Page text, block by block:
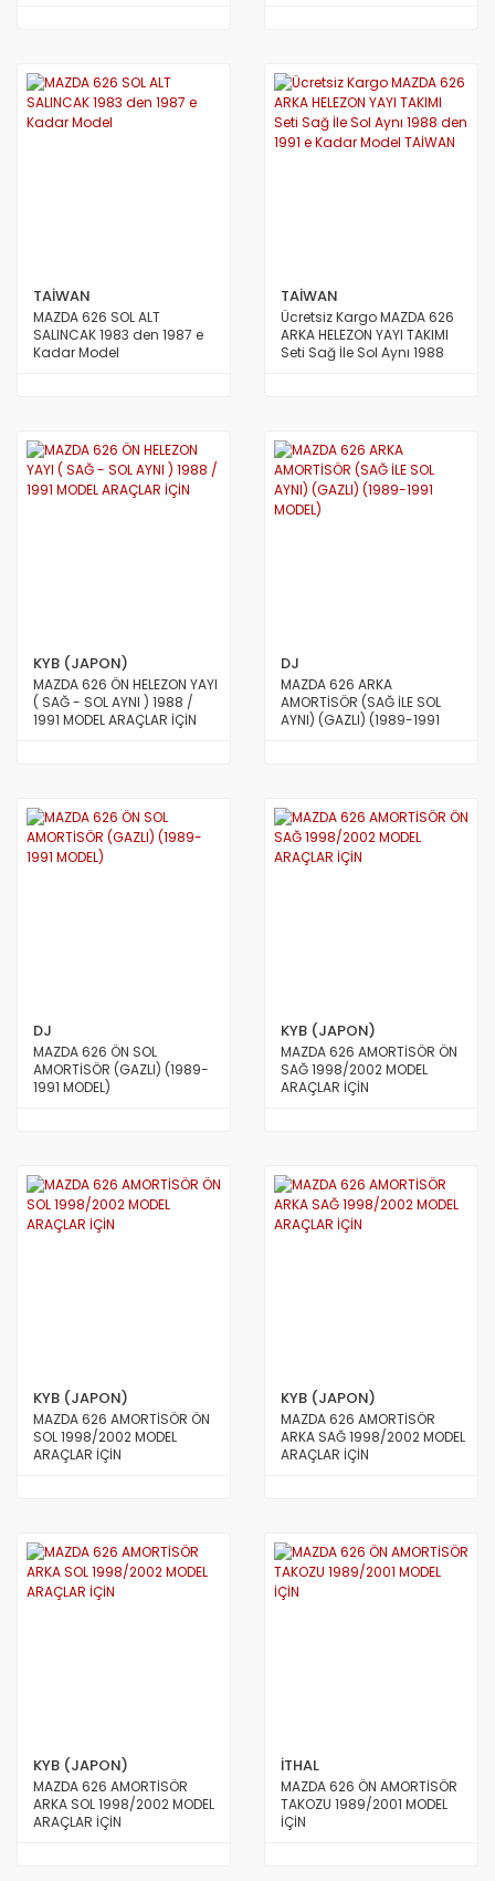
TAİWAN
MAZDA 626 SOL ALT
SALINCAK 1983 den 1987 e
Kadar Model
TAİWAN
Ücretsiz Kargo MAZDA 626
ARKA HELEZON YAYI TAKIMI
Seti Sağ İle Sol Aynı 1988
KYB (JAPON)
MAZDA 626 ÖN HELEZON YAYI
( SAĞ - SOL AYNI ) 1988 /
1991 MODEL ARAÇLAR İÇİN
DJ
MAZDA 626 ARKA
AMORTİSÖR (SAĞ İLE SOL
AYNI) (GAZLI) (1989-1991
DJ
MAZDA 626 ÖN SOL
AMORTİSÖR (GAZLI) (1989-
1991 MODEL)
KYB (JAPON)
MAZDA 626 AMORTİSÖR ÖN
SAĞ 1998/2002 MODEL
ARAÇLAR İÇİN
KYB (JAPON)
MAZDA 626 AMORTİSÖR ÖN
SOL 1998/2002 MODEL
ARAÇLAR İÇİN
KYB (JAPON)
MAZDA 626 AMORTİSÖR
ARKA SAĞ 1998/2002 MODEL
ARAÇLAR İÇİN
KYB (JAPON)
MAZDA 626 AMORTİSÖR
ARKA SOL 1998/2002 MODEL
ARAÇLAR İÇİN
İTHAL
MAZDA 626 ÖN AMORTİSÖR
TAKOZU 1989/2001 MODEL
İÇİN